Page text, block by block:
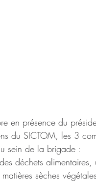
en présence du
du SICTOM, les 3
sein de la brigade :
déchets
sèches